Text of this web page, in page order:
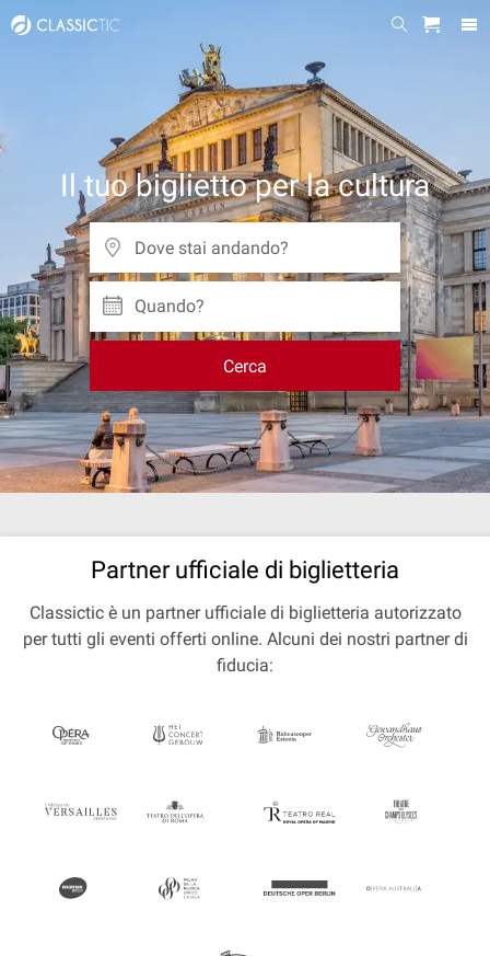
Il tuo biglietto per la cultura
Quando?
Cerca
Partner ufficiale di biglietteria
Classictic è un partner ufficiale di biglietteria autorizzato
per tutti gli eventi offerti online. Alcuni dei nostri partner di
fiducia: